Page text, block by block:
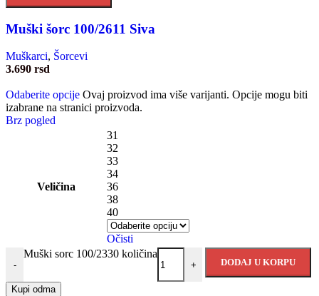
Muški šorc 100/2611 Siva
Muškarci, Šorcevi
3.690 rsd
Odaberite opcije Ovaj proizvod ima više varijanti. Opcije mogu biti
izabrane na stranici proizvoda.
Brz pogled
Veličina
31
32
33
34
36
38
40
Očisti
-
Muški sorc 100/2330 količina
+ DODAJ U KORPU
Kupi odma